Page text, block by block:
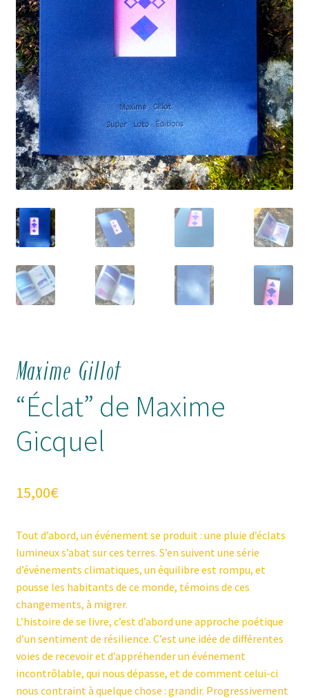
Maxime Gillot
“Éclat” de Maxime
Gicquel
15,00€
Tout d’abord, un événement se produit : une pluie d’éclats
lumineux s’abat sur ces terres. S’en suivent une série
d’événements climatiques, un équilibre est rompu, et
pousse les habitants de ce monde, témoins de ces
changements, à migrer.
L’histoire de se livre, c’est d’abord une approche poétique
d’un sentiment de résilience. C’est une idée de différentes
voies de recevoir et d’appréhender un événement
incontrôlable, qui nous dépasse, et de comment celui-ci
nous contraint à quelque chose : grandir. Progressivement